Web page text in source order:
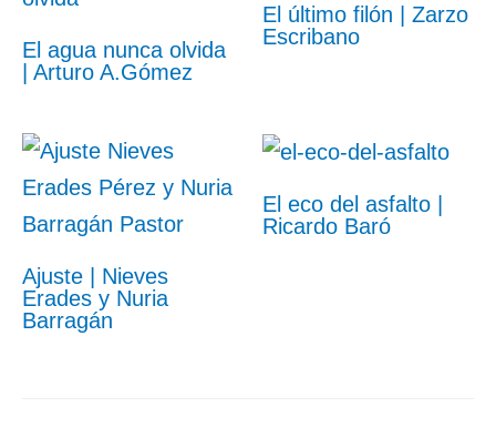
El agua nunca olvida
| Arturo A.Gómez
El último filón | Zarzo
Escribano
Ajuste | Nieves
Erades y Nuria
Barragán
El eco del asfalto |
Ricardo Baró